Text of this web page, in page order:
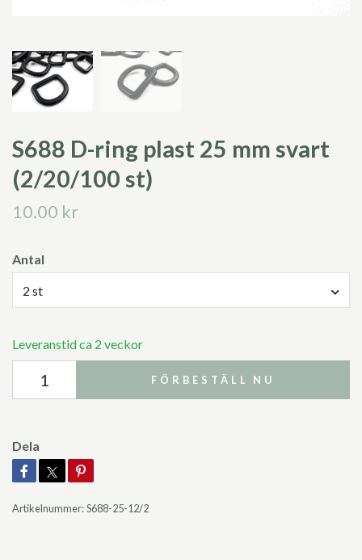
S688 D-ring plast 25 mm svart
(2/20/100 st)
10.00 kr
Antal
2 st
Leveranstid ca 2 veckor
FÖRBESTÄLL NU
Dela
Artikelnummer:S688-25-12/2